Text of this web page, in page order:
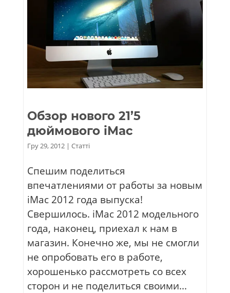
Обзор нового 21’5
дюймового iMac
Гру 29, 2012| Статті
Спешим поделиться
впечатлениями от работы за новым
iMac 2012 года выпуска!
Свершилось. iMac 2012 модельного
года, наконец, приехал к нам в
магазин. Конечно же, мы не смогли
не опробовать его в работе,
хорошенько рассмотреть со всех
сторон и не поделиться своими...